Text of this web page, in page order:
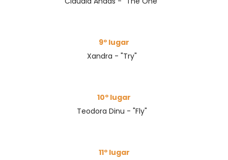
9º lugar
Xandra - "Try"
10º lugar
Teodora Dinu - "Fly"
11º lugar